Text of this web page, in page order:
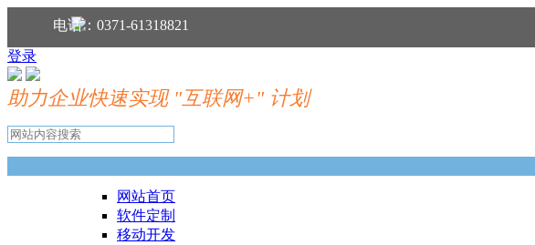
分享到：电话：0371-61318821
登录
助力企业快速实现 "互联网+" 计划
网站首页
软件定制
移动开发